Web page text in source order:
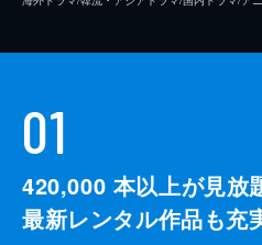
01
420,000 本以上が見放
最新レンタル作品も充